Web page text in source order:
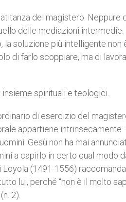
del magistero. Neppure
delle mediazioni intermedie.
la soluzione più intelligente non
di farlo scoppiare, ma di
spirituali e teologici.
di esercizio del
appartiene intrinsecamente
Gesù non ha mai
a capirlo in certo qual modo
Loyola (1491-1556)
lui, perché “non è il molto
2).